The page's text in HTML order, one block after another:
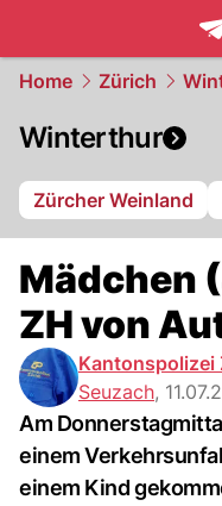
Home Zürich
Winterthur
Zürcher Weinland
Mädchen
ZH von
Kantonspolizei
Seuzach,
Am
einem
einem Kind